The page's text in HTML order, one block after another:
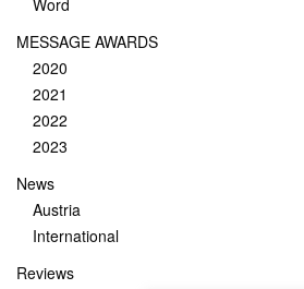
Word
MESSAGE AWARDS
2020
2021
2022
2023
News
Austria
International
Reviews